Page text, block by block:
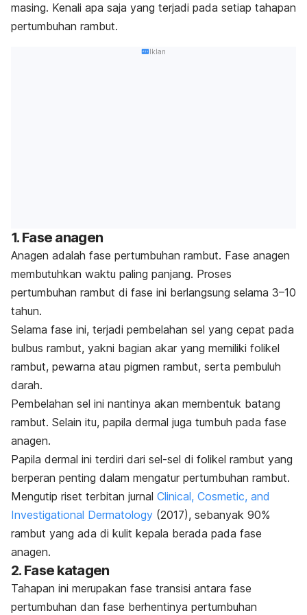
masing. Kenali apa saja yang terjadi pada setiap tahapan
pertumbuhan rambut.
Iklan
1. Fase anagen
Anagen adalah fase pertumbuhan rambut. Fase anagen
membutuhkan waktu paling panjang. Proses
pertumbuhan rambut di fase ini berlangsung selama 3–10
tahun.
Selama fase ini, terjadi pembelahan sel yang cepat pada
bulbus rambut, yakni bagian akar yang memiliki folikel
rambut, pewarna atau pigmen rambut, serta pembuluh
darah.
Pembelahan sel ini nantinya akan membentuk batang
rambut. Selain itu, papila dermal juga tumbuh pada fase
anagen.
Papila dermal ini terdiri dari sel-sel di folikel rambut yang
berperan penting dalam mengatur pertumbuhan rambut.
Mengutip riset terbitan jurnal Clinical, Cosmetic, and
Investigational Dermatology (2017), sebanyak 90%
rambut yang ada di kulit kepala berada pada fase
anagen.
2. Fase katagen
Tahapan ini merupakan fase transisi antara fase
pertumbuhan dan fase berhentinya pertumbuhan